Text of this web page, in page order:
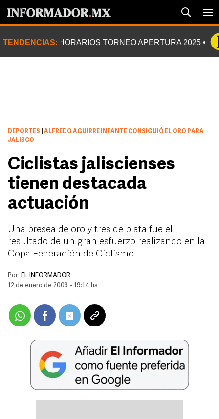
TENDENCIAS: HORARIOS TORNEO APERTURA 2025
DEPORTES
ALFREDO AGUIRRE INFANTE CONSIGUIÓ EL ORO PARA
JALISCO
Ciclistas jaliscienses
tienen destacada
actuación
Una presea de oro y tres de plata fue el
resultado de un gran esfuerzo realizando en la
Copa Federación de Ciclismo
Por: EL INFORMADOR
12 de enero de 2009 - 19:14 hs